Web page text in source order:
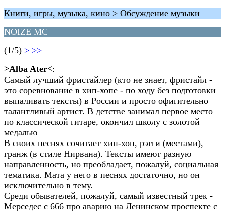
Книги, игры, музыка, кино > Обсуждение музыки
NOIZE MC
(1/5) > >>
>Alba Ater<:
Самый лучший фристайлер (кто не знает, фристайл -
это соревнование в хип-хопе - по ходу без подготовки
выпаливать тексты) в России и просто офигительно
талантливый артист. В детстве занимал первое место
по классической гитаре, окончил школу с золотой
медалью
В своих песнях сочитает хип-хоп, рэгги (местами),
гранж (в стиле Нирвана). Тексты имеют разную
направленность, но преобладает, пожалуй, социальная
тематика. Мата у него в песнях достаточно, но он
исключительно в тему.
Среди обывателей, пожалуй, самый известный трек -
Мерседес с 666 про аварию на Ленинском проспекте с